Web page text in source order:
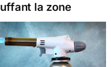
la zone